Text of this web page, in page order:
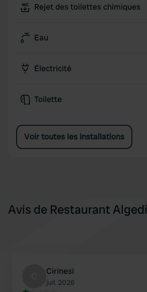
Rejet des toilettes chimiques
Eau
Électricité
Toilette
Voir toutes les installations
Avis de Restaurant Algedi
Cirinesi
juil. 2026